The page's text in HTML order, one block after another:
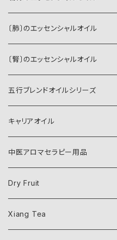
〔肺〕のエッセンシャルオイル
〔腎〕のエッセンシャルオイル
五行ブレンドオイルシリーズ
キャリアオイル
中医アロマセラピー用品
Dry Fruit
Xiang Tea